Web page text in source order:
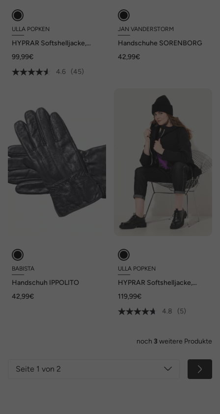
ULLA POPKEN
HYPRAR Softshelljacke,
Knebelknöpfe
99,99€
4.6
(45)
JAN VANDERSTORM
Handschuhe SORENBORG
42,99€
BABISTA
Handschuh IPPOLITO
42,99€
ULLA POPKEN
HYPRAR Softshelljacke,
Reißverschluss, Kapuze
119,99€
4.8
(5)
noch 3 weitere Produkte
Seite 1 von 2